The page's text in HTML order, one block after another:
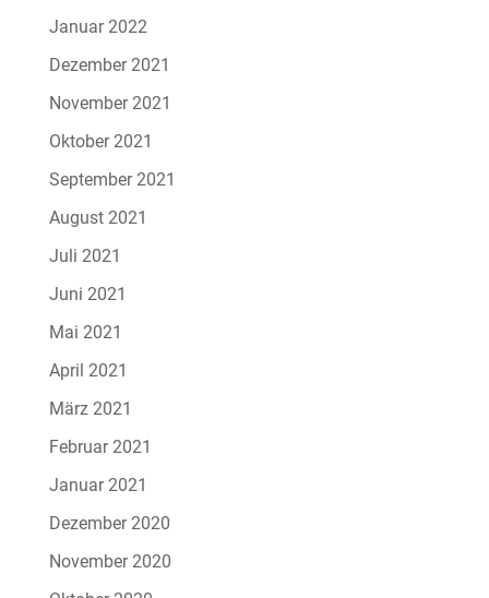
Januar 2022
Dezember 2021
November 2021
Oktober 2021
September 2021
August 2021
Juli 2021
Juni 2021
Mai 2021
April 2021
März 2021
Februar 2021
Januar 2021
Dezember 2020
November 2020